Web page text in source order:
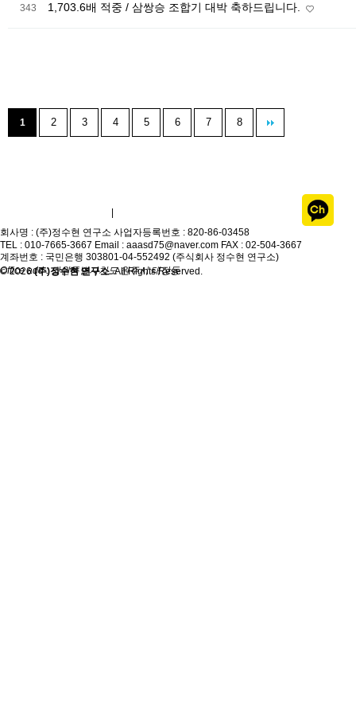
343 1,703.6배 적중 / 삼쌍승 조합기 대박 축하드립니다.
1 2 3 4 5 6 7 8
회사명 : (주)정수현 연구소 사업자등록번호 : 820-86-03458
TEL : 010-7665-3667 Email : aaasd75@naver.com FAX : 02-504-3667
계좌번호 : 국민은행 303801-04-552492 (주식회사 정수현 연구소)
Office add : 강원특별자치도 원주시 태장동
© 2026(주)정수현 연구소. All Rights Reserved.